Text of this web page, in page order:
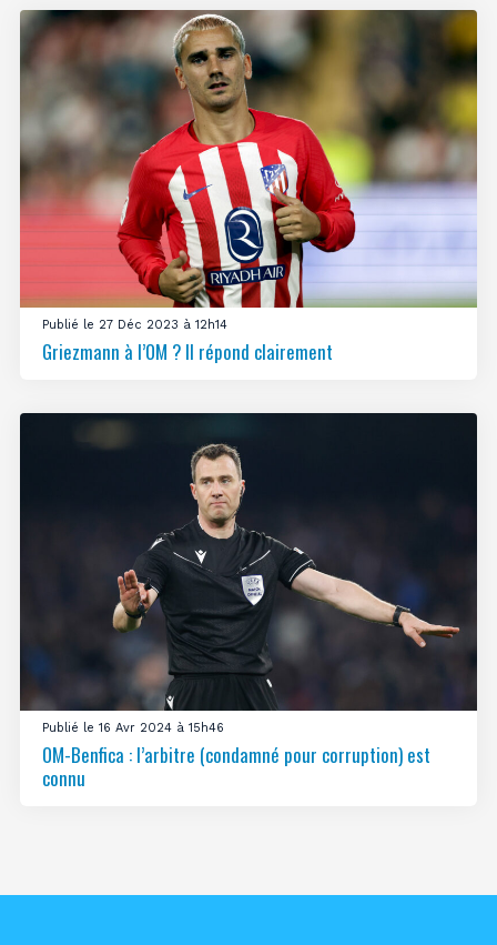
Publié le 27 Déc 2023 à 12h14
Griezmann à l’OM ? Il répond clairement
Publié le 16 Avr 2024 à 15h46
OM-Benfica : l’arbitre (condamné pour corruption) est
connu